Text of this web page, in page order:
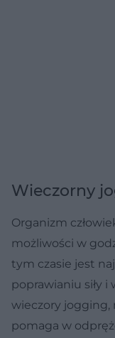
Wieczorny
Organizm
możliwości w
tym czasie jest
poprawianiu siły i
wieczory jogging,
pomaga w